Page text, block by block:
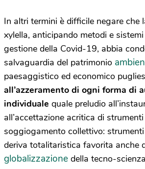
In altri termini è difficile negare che
xylella, anticipando metodi e
gestione della Covid-19, abbia
salvaguardia del patrimonio
paesaggistico ed economico
all’azzeramento di ogni forma di
individuale quale preludio
all’accettazione acritica di
soggiogamento collettivo:
deriva totalitaristica favorita anche
globalizzazione della tecno-